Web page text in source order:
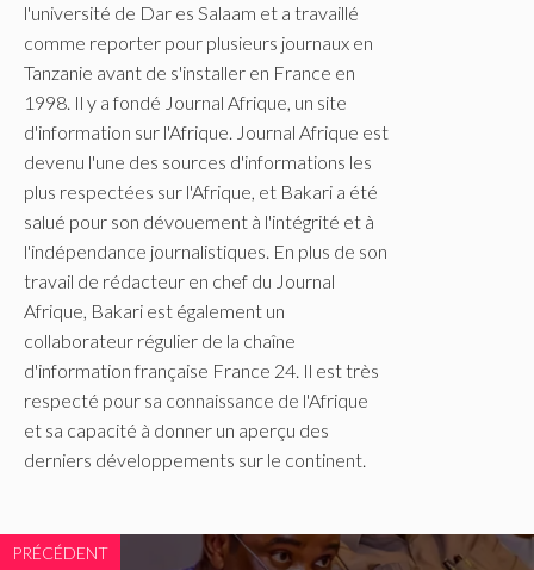
l'université de Dar es Salaam et a travaillé
comme reporter pour plusieurs journaux en
Tanzanie avant de s'installer en France en
1998. Il y a fondé Journal Afrique, un site
d'information sur l'Afrique. Journal Afrique est
devenu l'une des sources d'informations les
plus respectées sur l'Afrique, et Bakari a été
salué pour son dévouement à l'intégrité et à
l'indépendance journalistiques. En plus de son
travail de rédacteur en chef du Journal
Afrique, Bakari est également un
collaborateur régulier de la chaîne
d'information française France 24. Il est très
respecté pour sa connaissance de l'Afrique
et sa capacité à donner un aperçu des
derniers développements sur le continent.
PRÉCÉDENT